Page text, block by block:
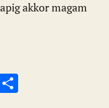
akkor magam